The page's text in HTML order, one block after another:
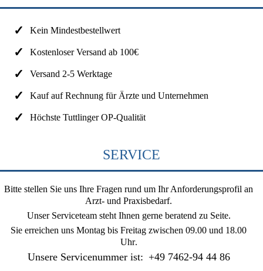
Kein Mindestbestellwert
Kostenloser Versand ab 100€
Versand 2-5 Werktage
Kauf auf Rechnung für Ärzte und Unternehmen
Höchste Tuttlinger OP-Qualität
SERVICE
Bitte stellen Sie uns Ihre Fragen rund um Ihr Anforderungsprofil an
Arzt- und Praxisbedarf.
Unser Serviceteam steht Ihnen gerne beratend zu Seite.
Sie erreichen uns Montag bis Freitag zwischen 09.00 und 18.00
Uhr.
Unsere Servicenummer ist: +49 7462-94 44 86